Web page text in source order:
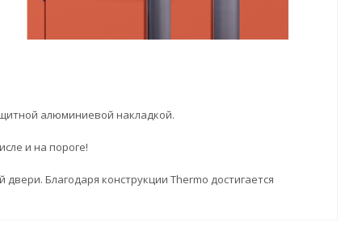
алюминиевой накладкой.
и на пороге!
Благодаря конструкции Thermo достигается